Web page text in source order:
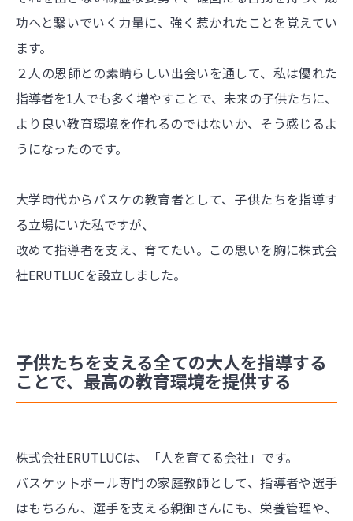
功へと繋いでいく力量に、強く惹かれたことを覚えてい
ます。
２人の恩師との素晴らしい出会いを通して、私は優れた
指導者を1人でも多く増やすことで、未来の子供たちに、
より良い教育環境を作れるのではないか、そう感じるよ
うになったのです。
大学時代からバスケの教育者として、子供たちを指導す
る立場にいた私ですが、
改めて指導者を支え、育てたい。この思いを胸に株式会
社ERUTLUCを設立しました。
子供たちを支える全ての大人を指導する
ことで、最高の教育環境を提供する
株式会社ERUTLUCは、「人を育てる会社」です。
バスケットボール専門の家庭教師として、指導者や選手
はもちろん、選手を支える親御さんにも、栄養管理や、